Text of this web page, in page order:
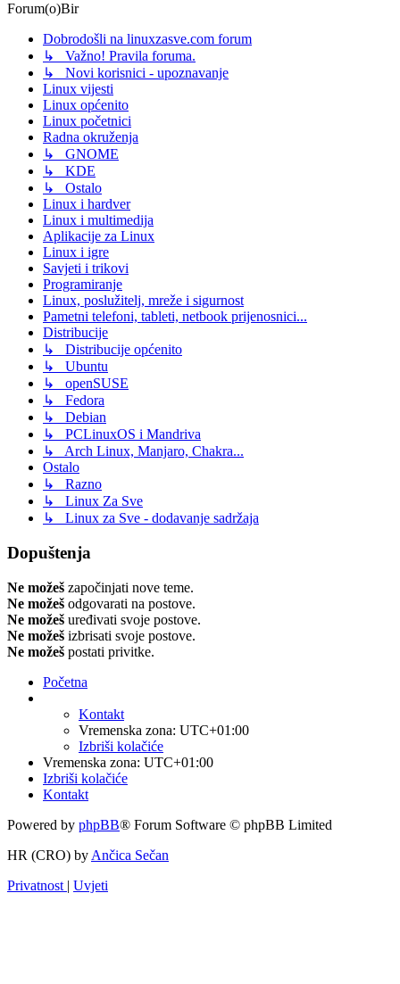
Forum(o)Bir
Dobrodošli na linuxzasve.com forum
↳ Važno! Pravila foruma.
↳ Novi korisnici - upoznavanje
Linux vijesti
Linux općenito
Linux početnici
Radna okruženja
↳ GNOME
↳ KDE
↳ Ostalo
Linux i hardver
Linux i multimedija
Aplikacije za Linux
Linux i igre
Savjeti i trikovi
Programiranje
Linux, poslužitelj, mreže i sigurnost
Pametni telefoni, tableti, netbook prijenosnici...
Distribucije
↳ Distribucije općenito
↳ Ubuntu
↳ openSUSE
↳ Fedora
↳ Debian
↳ PCLinuxOS i Mandriva
↳ Arch Linux, Manjaro, Chakra...
Ostalo
↳ Razno
↳ Linux Za Sve
↳ Linux za Sve - dodavanje sadržaja
Dopuštenja
Ne možeš započinjati nove teme.
Ne možeš odgovarati na postove.
Ne možeš uređivati svoje postove.
Ne možeš izbrisati svoje postove.
Ne možeš postati privitke.
Početna
Kontakt
Vremenska zona: UTC+01:00
Izbriši kolačiće
Vremenska zona: UTC+01:00
Izbriši kolačiće
Kontakt
Powered by phpBB® Forum Software © phpBB Limited
HR (CRO) by Ančica Sečan
Privatnost | Uvjeti